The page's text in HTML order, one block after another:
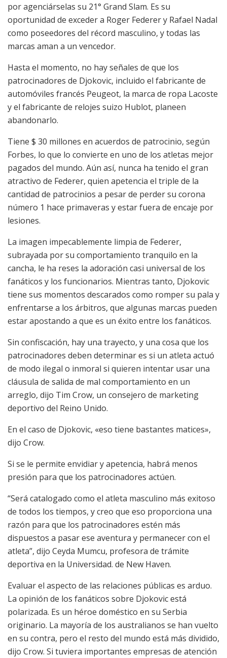
por agenciárselas su 21° Grand Slam. Es su
oportunidad de exceder a Roger Federer y Rafael Nadal
como poseedores del récord masculino, y todas las
marcas aman a un vencedor.
Hasta el momento, no hay señales de que los
patrocinadores de Djokovic, incluido el fabricante de
automóviles francés Peugeot, la marca de ropa Lacoste
y el fabricante de relojes suizo Hublot, planeen
abandonarlo.
Tiene $ 30 millones en acuerdos de patrocinio, según
Forbes, lo que lo convierte en uno de los atletas mejor
pagados del mundo. Aún así, nunca ha tenido el gran
atractivo de Federer, quien apetencia el triple de la
cantidad de patrocinios a pesar de perder su corona
número 1 hace primaveras y estar fuera de encaje por
lesiones.
La imagen impecablemente limpia de Federer,
subrayada por su comportamiento tranquilo en la
cancha, le ha reses la adoración casi universal de los
fanáticos y los funcionarios. Mientras tanto, Djokovic
tiene sus momentos descarados como romper su pala y
enfrentarse a los árbitros, que algunas marcas pueden
estar apostando a que es un éxito entre los fanáticos.
Sin confiscación, hay una trayecto, y una cosa que los
patrocinadores deben determinar es si un atleta actuó
de modo ilegal o inmoral si quieren intentar usar una
cláusula de salida de mal comportamiento en un
arreglo, dijo Tim Crow, un consejero de marketing
deportivo del Reino Unido.
En el caso de Djokovic, «eso tiene bastantes matices»,
dijo Crow.
Si se le permite envidiar y apetencia, habrá menos
presión para que los patrocinadores actúen.
“Será catalogado como el atleta masculino más exitoso
de todos los tiempos, y creo que eso proporciona una
razón para que los patrocinadores estén más
dispuestos a pasar ese aventura y permanecer con el
atleta”, dijo Ceyda Mumcu, profesora de trámite
deportiva en la Universidad. de New Haven.
Evaluar el aspecto de las relaciones públicas es arduo.
La opinión de los fanáticos sobre Djokovic está
polarizada. Es un héroe doméstico en su Serbia
originario. La mayoría de los australianos se han vuelto
en su contra, pero el resto del mundo está más dividido,
dijo Crow. Si tuviera importantes empresas de atención